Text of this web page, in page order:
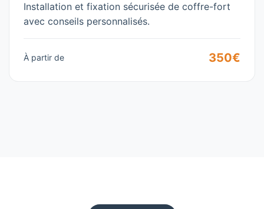
Installation et fixation sécurisée de coffre-fort
avec conseils personnalisés.
À partir de 350€